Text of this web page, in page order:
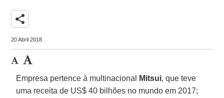
share
20 Abril 2018
Empresa pertence à multinacional Mitsui, que teve
uma receita de US$ 40 bilhões no mundo em 2017;